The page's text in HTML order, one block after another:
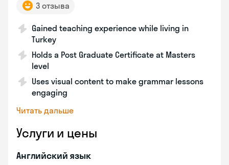
3 отзыва
Gained teaching experience while living in
Turkey
Holds a Post Graduate Certificate at Masters
level
Uses visual content to make grammar lessons
engaging
Читать дальше
Услуги и цены
Английский язык